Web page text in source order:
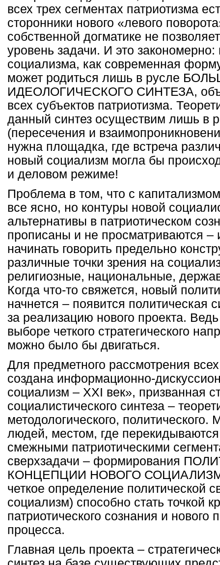
всех трех сегментах патриотизма
сторонники нового «левого
собственной догматике не
уровень задачи. И это закономерно:
социализма, как современная
может родиться лишь в русле
ИДЕОЛОГИЧЕСКОГО СИНТЕЗА,
всех субъектов патриотизма.
данный синтез осуществим лишь в
(пересечения и
нужна площадка, где встреча
новый социализм могла бы
и деловом режиме!
Проблема в том, что с
все ясно, но контуры новой
альтернативы в патриотическом
прописаны и не просматриваются –
начинать говорить предельно
различные точки зрения на
религиозные, национальные,
Когда что-то свяжется, новый
начнется – появится политическая
за реализацию нового проекта.
выборе четкого стратегического
можно было бы двигаться.
Для предметного рассмотрения
создана информационно-
социализм – XXI век», призванная
социалистического синтеза –
методологического,
людей, местом, где
смежными патриотическими
сверхзадачи – формирования
КОНЦЕПЦИИ НОВОГО
четкое определение политической
социализм) способно стать точкой
патриотического сознания и нового
процесса.
Главная цель проекта –